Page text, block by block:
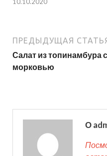
10.10.2020
ПРЕДЫДУЩАЯ
Салат из топинамбура с
морковью
О